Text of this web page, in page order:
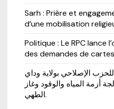
Sarh : Prière et
d’une mobilisation
Politique : Le RPC lance
des demandes de
الإصلاحي بولاية وداي
أزمة المياه والوقود وغاز
الطهي.